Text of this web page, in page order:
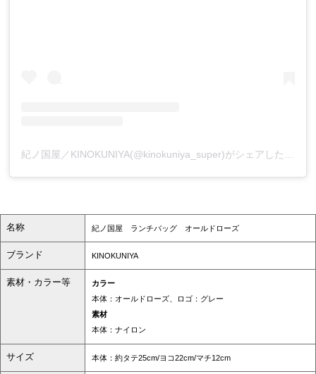
名称 紀ノ国屋 ランチバッグ オールドローズ
ブランド KINOKUNIYA
素材・カラー等
カラー
本体：オールドローズ、ロゴ：グレー
素材
本体：ナイロン
サイズ 本体：約タテ25cm/ヨコ22cm/マチ12cm